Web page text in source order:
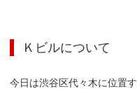
Ｋビルについて
今日は渋谷区代々木に位置